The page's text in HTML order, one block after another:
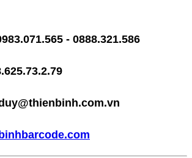
- 0888.321.586